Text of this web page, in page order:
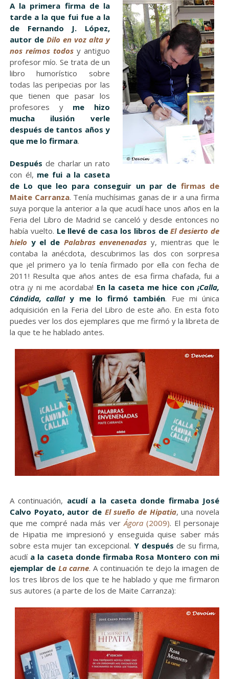
A la primera firma de la
tarde a la que fui fue a la
de Fernando J. López,
autor de Dilo en voz alta y
nos reímos todos y antiguo
profesor mío. Se trata de un
libro humorístico sobre
todas las peripecias por las
que tienen que pasar los
profesores y me hizo
mucha ilusión verle
después de tantos años y
que me lo firmara.
Después de charlar un rato
con él, me fui a la caseta
de Lo que leo para conseguir un par de firmas de
Maite Carranza. Tenía muchísimas ganas de ir a una firma
suya porque la anterior a la que acudí hace unos años en la
Feria del Libro de Madrid se canceló y desde entonces no
había vuelto. Le llevé de casa los libros deEl desierto de
hielo y el de Palabras envenenadas y, mientras que le
contaba la anécdota, descubrimos las dos con sorpresa
que ¡el primero ya lo tenía firmado por ella con fecha de
2011! Resulta que años antes de esa firma chafada, fui a
otra ¡y ni me acordaba! En la caseta me hice con¡Calla,
Cándida, calla!y me lo firmó también. Fue mi única
adquisición en la Feria del Libro de este año. En esta foto
puedes ver los dos ejemplares que me firmó y la libreta de
la que te he hablado antes.
A continuación, acudí a la caseta donde firmaba José
Calvo Poyato, autor de El sueño de Hipatia, una novela
que me compré nada más verÁgora (2009). El personaje
de Hipatia me impresionó y enseguida quise saber más
sobre esta mujer tan excepcional. Y después de su firma,
acudí a la caseta donde firmaba Rosa Montero con mi
ejemplar de La carne. A continuación te dejo la imagen de
los tres libros de los que te he hablado y que me firmaron
sus autores (a parte de los de Maite Carranza):